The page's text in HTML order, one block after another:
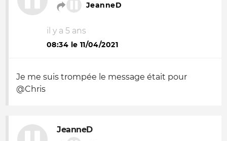
JeanneD
il y a 5 ans
08:34 le 11/04/2021
Je me suis trompée le message était pour
@Chris
JeanneD